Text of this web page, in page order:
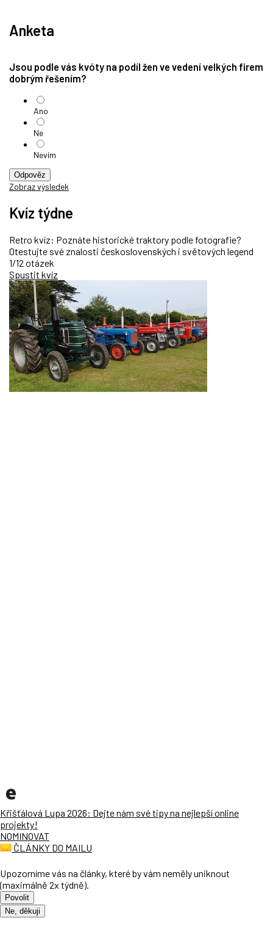
Anketa
Jsou podle vás kvóty na podíl žen ve vedení velkých firem
dobrým řešením?
Ano
Ne
Nevím
Odpověz
Zobraz výsledek
Kvíz týdne
Retro kvíz: Poznáte historické traktory podle fotografie?
Otestujte své znalosti československých i světových legend
1/12 otázek
Spustit kvíz
Křišťálová Lupa 2026: Dejte nám své tipy na nejlepší online
projekty!
NOMINOVAT
ČLÁNKY DO MAILU
Upozorníme vás na články, které by vám neměly uniknout
(maximálně 2x týdně).
Povolit
Ne, děkuji